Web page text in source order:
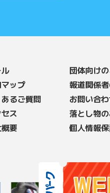
ップ
るご質問
ス
要
団体向け
報道関係
お問い合
落とし物
個人情報